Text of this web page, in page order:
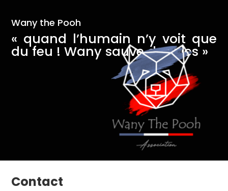
Wany the Pooh
« quand l’humain n’y voit que
du feu ! Wany sauve des vies »
Contact